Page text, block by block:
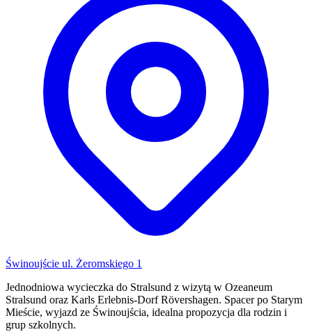
Świnoujście ul. Żeromskiego 1
Jednodniowa wycieczka do Stralsund z wizytą w Ozeaneum
Stralsund oraz Karls Erlebnis-Dorf Rövershagen. Spacer po Starym
Mieście, wyjazd ze Świnoujścia, idealna propozycja dla rodzin i
grup szkolnych.